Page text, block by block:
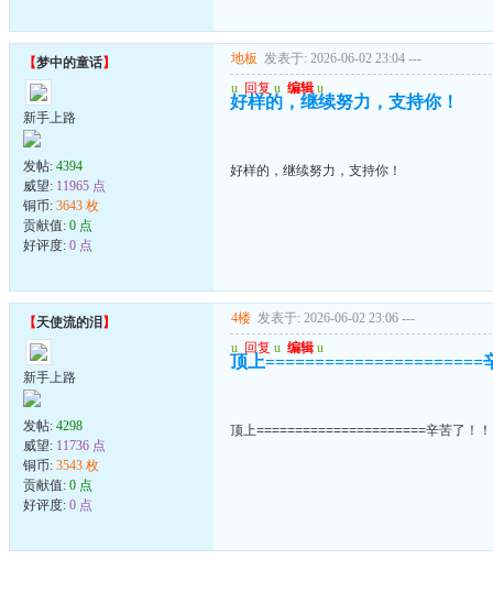
【梦中的童话】
新手上路
发帖: 4394
威望: 11965 点
铜币: 3643 枚
贡献值: 0 点
好评度: 0 点
地板 发表于: 2026-06-02 23:04 ---
u 回复 u 编辑 u
好样的，继续努力，支持你！
好样的，继续努力，支持你！
【天使流的泪 】
新手上路
发帖: 4298
威望: 11736 点
铜币: 3543 枚
贡献值: 0 点
好评度: 0 点
4楼 发表于: 2026-06-02 23:06 ---
u 回复 u 编辑 u
顶上======================
顶上======================辛苦了！